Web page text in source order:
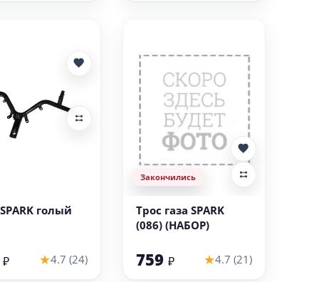
голый
₽ ★4.7 (24)
Закончились
Трос газа SPARK
(086) (НАБОР)
759 ₽ ★4.7 (21)